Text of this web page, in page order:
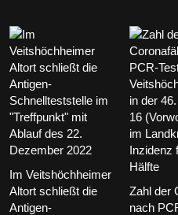
Im Veitshöchheimer
Altort schließt die
Antigen-
Zahl der
nach